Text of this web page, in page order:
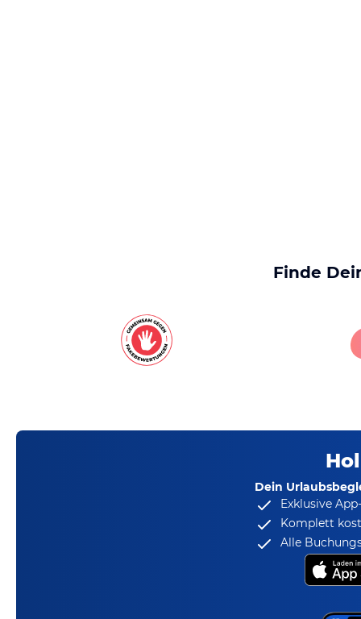
Finde
Dein
Exklusive
Komplett
Alle